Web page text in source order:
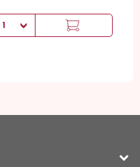
keyboard_arrow_down